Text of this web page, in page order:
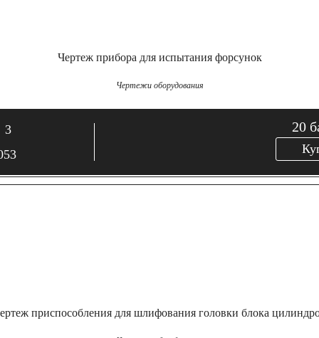
Чертеж прибора для испытания форсунок
Чертежи оборудования
3
20
приспособления для шлифования головки блока